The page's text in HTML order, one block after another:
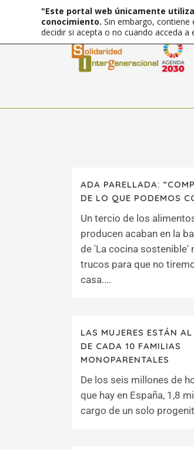
ADA PARELLADA:
DE LO QUE PODEMOS
Un tercio de los
producen acaban en la
de 'La cocina sostenible'
trucos para que no
casa....
LAS MUJERES ESTÁN
DE CADA 10 FAMILIAS
MONOPARENTALES
De los seis millones de
que hay en España, 1,8
cargo de un solo
"Este portal web únicamente
conocimiento. Sin embargo, contiene
decidir si acepta o no cuando acceda a